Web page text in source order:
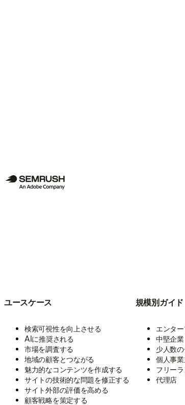
ユースケース
検索可視性を向上させる
AIに推奨される
市場を調査する
地域の顧客とつながる
魅力的なコンテンツを作成する
サイトの技術的な問題を修正する
サイト外部の評価を高める
顧客戦略を策定する
規模別ガイド
エンタ
中堅企業
少人数
個人事業
フリー
代理店